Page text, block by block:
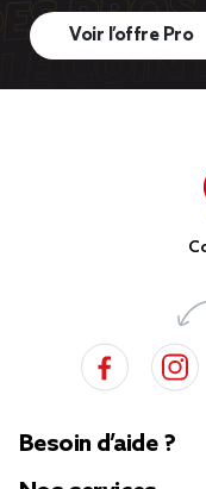
Voir l’offre Pro
Besoin d’aide ?